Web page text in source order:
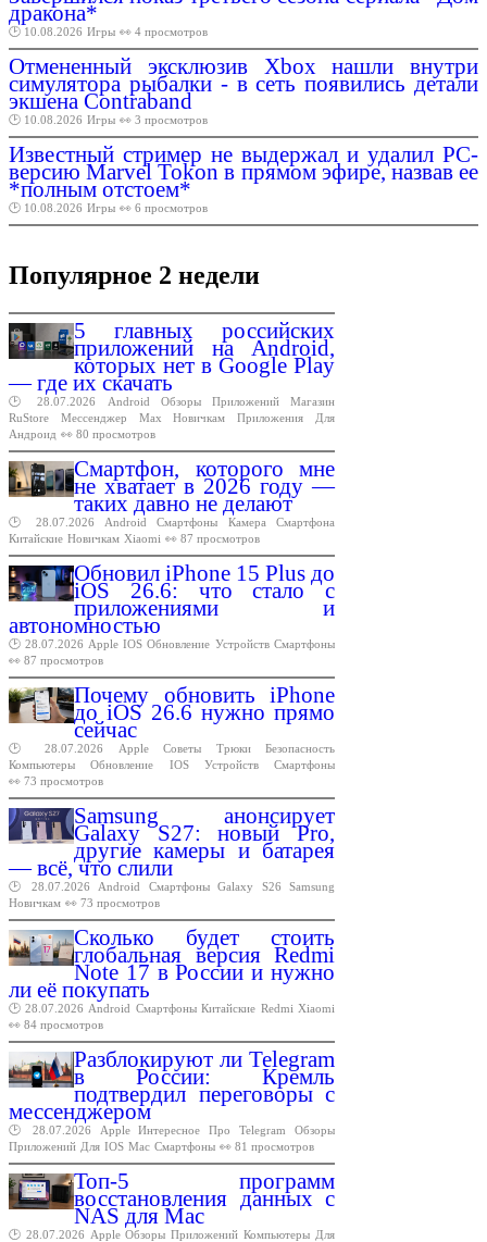
дракона*
🕑 10.08.2026 Игры 👀 4 просмотров
Отмененный эксклюзив Xbox нашли внутри
симулятора рыбалки - в сеть появились детали
экшена Contraband
🕑 10.08.2026 Игры 👀 3 просмотров
Известный стример не выдержал и удалил PC-
версию Marvel Tokon в прямом эфире, назвав ее
*полным отстоем*
🕑 10.08.2026 Игры 👀 6 просмотров
Популярное 2 недели
5 главных российских
приложений на Android,
которых нет в Google Play
— где их скачать
🕑 28.07.2026 Android Обзоры Приложений
Магазин
RuStore
Мессенджер Max Новичкам Приложения
Для
Андроид 👀 80 просмотров
Смартфон, которого мне
не хватает в 2026 году —
таких давно не делают
🕑 28.07.2026 Android Смартфоны Камера
Смартфона
Китайские Новичкам Xiaomi 👀 87 просмотров
Обновил iPhone 15 Plus до
iOS 26.6: что стало с
приложениями и
автономностью
🕑 28.07.2026 Apple IOS Обновление Устройств Смартфоны
👀 87 просмотров
Почему обновить iPhone
до iOS 26.6 нужно прямо
сейчас
🕑 28.07.2026 Apple Советы Трюки
Безопасность
Компьютеры
Обновление IOS Устройств
Смартфоны
👀 73 просмотров
Samsung анонсирует
Galaxy S27: новый Pro,
другие камеры и батарея
— всё, что слили
🕑 28.07.2026 Android Смартфоны Galaxy S26
Samsung
Новичкам 👀 73 просмотров
Сколько будет стоить
глобальная версия Redmi
Note 17 в России и нужно
ли её покупать
🕑 28.07.2026 Android Смартфоны Китайские Redmi Xiaomi
👀 84 просмотров
Разблокируют ли Telegram
в России: Кремль
подтвердил переговоры с
мессенджером
🕑 28.07.2026 Apple Интересное Про Telegram
Обзоры
Приложений Для IOS Mac Смартфоны 👀 81 просмотров
Топ-5 программ
восстановления данных с
NAS для Mac
🕑 28.07.2026 Apple Обзоры Приложений Компьютеры Для